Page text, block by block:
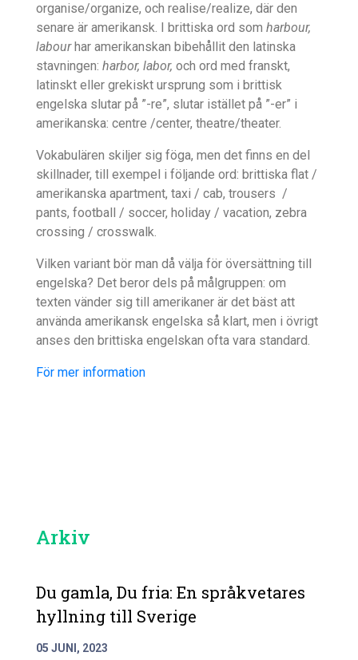
organise/organize, och realise/realize, där den
senare är amerikansk. I brittiska ord som harbour,
labourhar amerikanskan bibehållit den latinska
stavningen: harbor, labor, och ord med franskt,
latinskt eller grekiskt ursprung som i brittisk
engelska slutar på ”-re”, slutar istället på ”-er” i
amerikanska: centre /center, theatre/theater.
Vokabulären skiljer sig föga, men det finns en del
skillnader, till exempel i följande ord: brittiska flat /
amerikanska apartment, taxi / cab, trousers /
pants, football / soccer, holiday / vacation, zebra
crossing / crosswalk.
Vilken variant bör man då välja för översättning till
engelska? Det beror dels på målgruppen: om
texten vänder sig till amerikaner är det bäst att
använda amerikansk engelska så klart, men i övrigt
anses den brittiska engelskan ofta vara standard.
För mer information
Arkiv
Du gamla, Du fria: En språkvetares
hyllning till Sverige
05 JUNI, 2023